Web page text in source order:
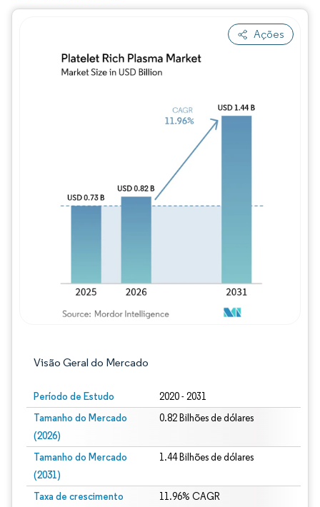
Ações
Visão Geral do Mercado
Período de Estudo 2020 - 2031
Tamanho do Mercado
(2026)
0.82 Bilhões de dólares
Tamanho do Mercado
(2031)
1.44 Bilhões de dólares
Taxa de crescimento
11.96% CAGR
Imagem © Mordor Intelligence. O reuso